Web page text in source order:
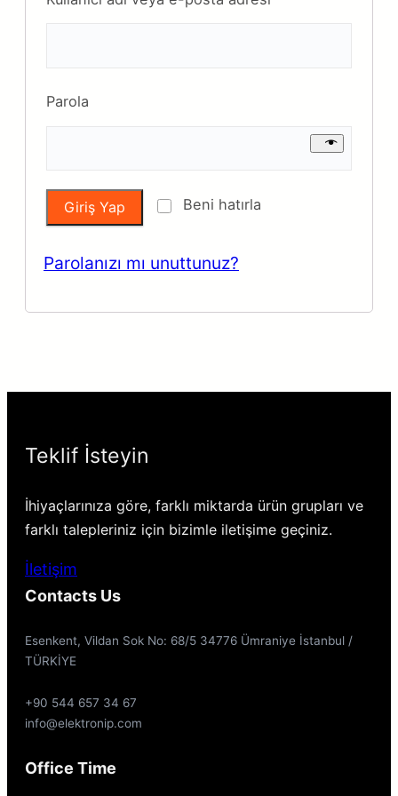
Parola
Beni hatırla
Giriş Yap
Parolanızı mı unuttunuz?
Teklif İsteyin
İhiyaçlarınıza göre, farklı miktarda ürün grupları ve
farklı talepleriniz için bizimle iletişime geçiniz.
İletişim
Contacts Us
Esenkent, Vildan Sok No: 68/5 34776 Ümraniye İstanbul /
TÜRKİYE
+90 544 657 34 67
info@elektronip.com
Office Time